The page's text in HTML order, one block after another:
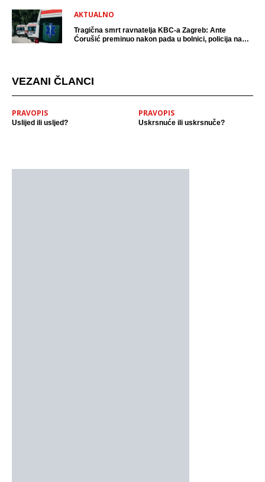
AKTUALNO
Tragična smrt ravnatelja KBC-a Zagreb: Ante
Ćorušić preminuo nakon pada u bolnici, policija na
VEZANI ČLANCI
PRAVOPIS
Uslijed ili usljed?
PRAVOPIS
Uskrsnuće ili uskrsnuče?